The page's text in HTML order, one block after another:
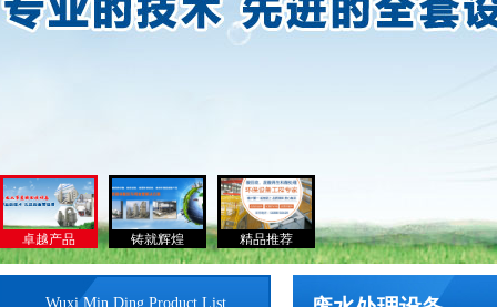
卓越产品 铸就辉煌 精品推荐
Wuxi Min Ding Product List